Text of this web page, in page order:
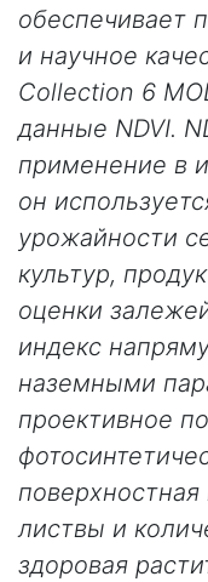
обеспечивает
и научное
Collection 6
данные NDVI.
применение в
он
урожайности
культур,
оценки
индекс
наземными
проективное
листвы и
здоровая